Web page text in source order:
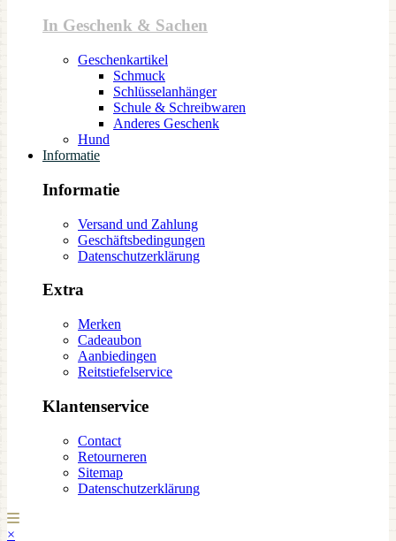
In Geschenk & Sachen
Geschenkartikel
Schmuck
Schlüsselanhänger
Schule & Schreibwaren
Anderes Geschenk
Hund
Informatie
Informatie
Versand und Zahlung
Geschäftsbedingungen
Datenschutzerklärung
Extra
Merken
Cadeaubon
Aanbiedingen
Reitstiefelservice
Klantenservice
Contact
Retourneren
Sitemap
Datenschutzerklärung
×